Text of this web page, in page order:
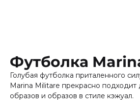
Футболка
Голубая футболка приталенного
Marina Militare прекрасно подходит
образов и образов в стиле кэжуал.